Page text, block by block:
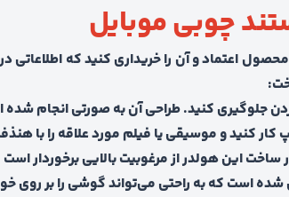
چوبی موبایل
محصول اعتماد و آن را خریداری کنید که
جلوگیری کنید. طراحی آن به صورتی انجام
کار کنید و موسیقی یا فیلم مورد علاقه را با
ساخت این هولدر از مرغوبیت بالایی برخوردار است
شده است که به راحتی می‌تواند گوشی را بر روی